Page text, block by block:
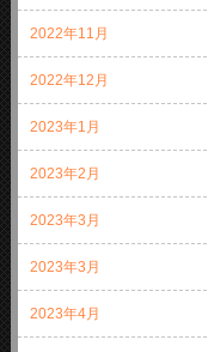
2022年11月
2022年12月
2023年1月
2023年2月
2023年3月
2023年3月
2023年4月